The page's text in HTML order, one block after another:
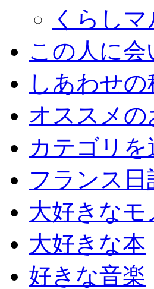
くらし
この人に会
しあわせの
オススメの
カテゴリを
フランス日
大好きなモ
大好きな本
好きな音楽